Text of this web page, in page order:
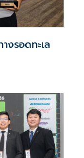
งรอดทะเล